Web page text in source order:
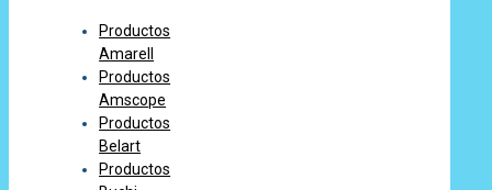
Productos
Amarell
Productos
Amscope
Productos
Belart
Productos